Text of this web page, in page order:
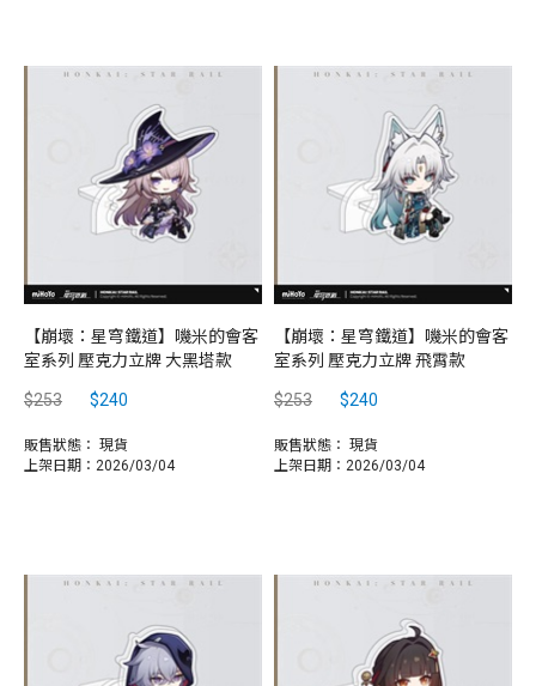
【崩壞：星穹鐵道】嘰米的會客
室系列 壓克力立牌 大黑塔款
$253 $240
販售狀態： 現貨
上架日期：2026/03/04
【崩壞：星穹鐵道】嘰米的會客
室系列 壓克力立牌 飛霄款
$253 $240
販售狀態： 現貨
上架日期：2026/03/04